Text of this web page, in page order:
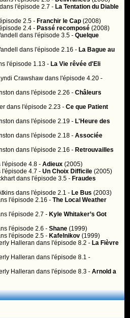
dans l'épisode 2.7 - La Tentation du Diable
2.5 - Franchir le Cap (2008)
2.4 - Passé recomposé (2008)
dans l'épisode 3.5 -Quelque
dans l'épisode 2.16 - La Bague au
l'épisode 1.13 - La Vie rêvée d'Eli
Crawshaw dans l'épisode 4.20 -
dans l'épisode 2.26 -Châleurs
dans l'épisode 2.23 -Ce que Patient
dans l'épisode 2.19 - L'Heure des
dans l'épisode 2.18 -Associée
dans l'épisode 2.16 - Retrouvailles
l'épisode 4.8 -Adieux (2005)
l'épisode 4.7 -Un Choix Difficile (2005)
dans l'épisode 3.5 - Fraudes
dans l'épisode 2.1 - Le Bus (2003)
l'épisode 2.16 -The Local Weather
l'épisode 2.7 - Kyle Whitaker’s Got
l'épisode 2.6 -Shane (1999)
l'épisode 2.5 - Kafelnikov(1999)
Halleran dans l'épisode 8.2 - La Fièvre
Halleran dans l'épisode 8.1 -
Halleran dans l'épisode 8.3 -Arnold a